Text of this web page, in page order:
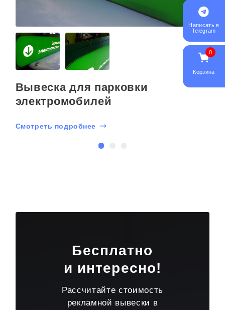
Вывеска для парковки
электромобилей
Смотреть подробнее
Бесплатно
и интересно!
Рассчитайте стоимость
рекламной вывески в
Написать в
Telegram
0
Корзина